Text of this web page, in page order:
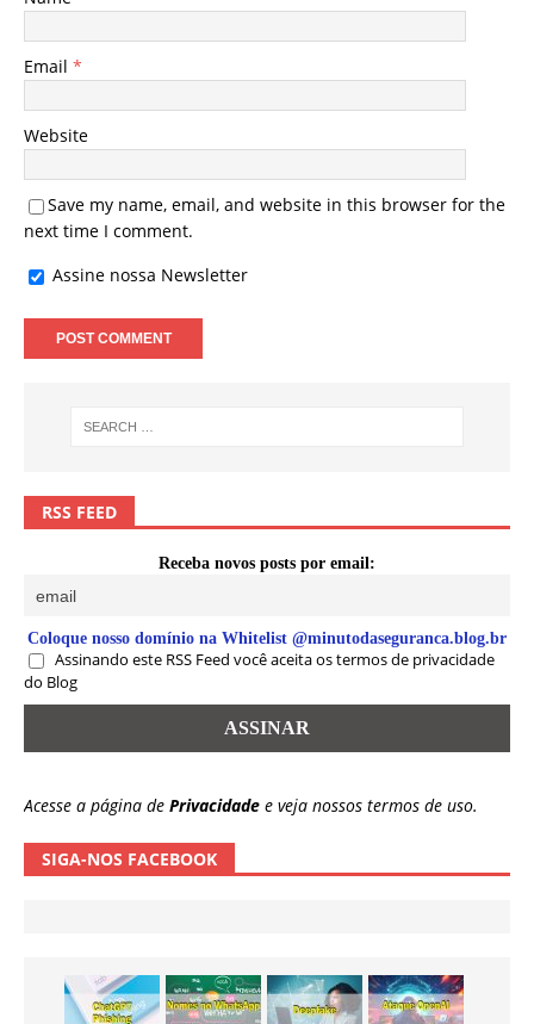
Email *
Website
Save my name, email, and website in this browser for the
next time I comment.
Assine nossa Newsletter
RSS FEED
Receba novos posts por email:
Coloque nosso domínio na Whitelist @minutodaseguranca.blog.br
Assinando este RSS Feed você aceita os termos de privacidade
do Blog
Acesse a página de Privacidade e veja nossos termos de uso.
SIGA-NOS FACEBOOK